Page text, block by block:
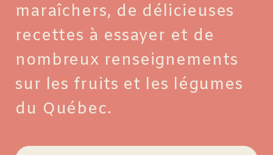
maraîchers, de délicieuses
recettes à essayer et de
nombreux renseignements
sur les fruits et les légumes
du Québec.
E-